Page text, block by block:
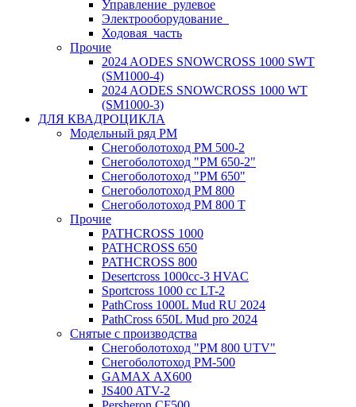
Управление_рулевое
Электрооборудование_
Ходовая_часть
Прочие
2024 AODES SNOWCROSS 1000 SWT
(SM1000-4)
2024 AODES SNOWCROSS 1000 WT
(SM1000-3)
ДЛЯ КВАДРОЦИКЛА
Модельный ряд РМ
Снегоболотоход РМ 500-2
Снегоболотоход "РМ 650-2"
Снегоболотоход "РМ 650"
Снегоболотоход РМ 800
Снегоболотоход РМ 800 Т
Прочие
PATHCROSS 1000
PATHCROSS 650
PATHCROSS 800
Desertcross 1000cc-3 HVAC
Sportcross 1000 cc LT-2
PathCross 1000L Mud RU 2024
PathCross 650L Mud pro 2024
Снятые с производства
Снегоболотоход "РМ 800 UTV"
Снегоболотоход РМ-500
GAMAX AX600
JS400 ATV-2